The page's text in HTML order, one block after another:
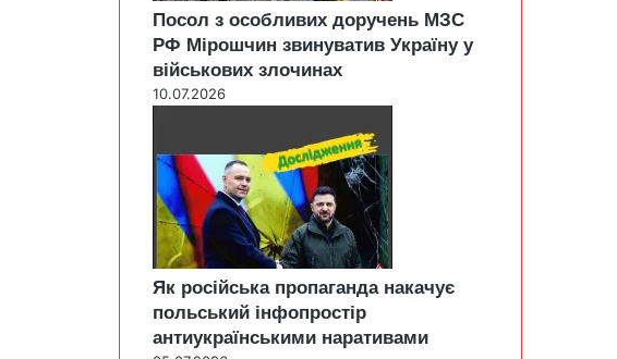
Посол з особливих доручень МЗС
РФ Мірошчин звинуватив Україну у
військових злочинах
10.07.2026
Як російська пропаганда накачує
польський інфопростір
антиукраїнськими наративами